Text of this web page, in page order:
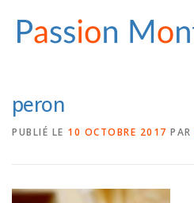
peron
PUBLIÉ LE 10 OCTOBRE 2017 PAR